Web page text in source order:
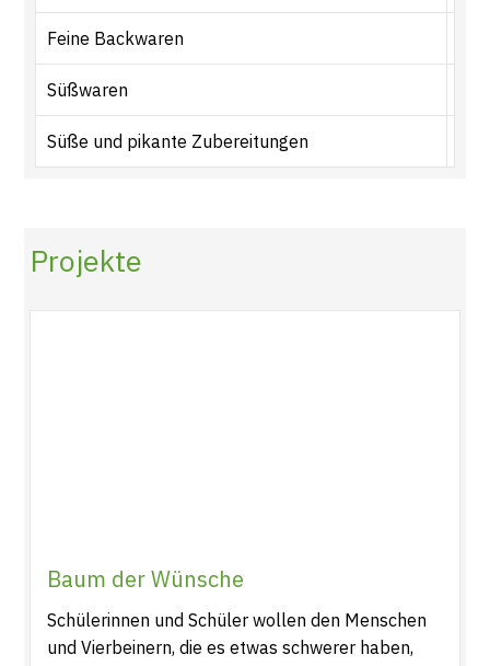
Feine Backwaren
Süßwaren
Süße und pikante Zubereitungen
Projekte
Baum der Wünsche
Schülerinnen und Schüler wollen den Menschen
und Vierbeinern, die es etwas schwerer haben,